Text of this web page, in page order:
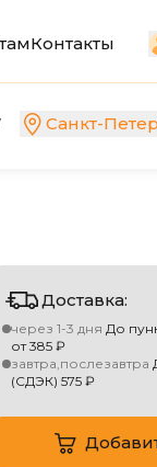
Контакты
Санкт-
Доставка:
через 1-3 дня До
от385₽
завтра,послезавтра
(СДЭК) 575₽